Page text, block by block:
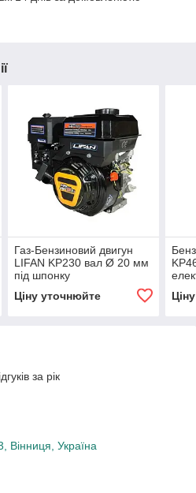
Газ-Бензиновий двигун
LIFAN KP230 вал Ø 20 мм
під шпонку
Ціну уточнюйте
за рік
Вінниця, Україна